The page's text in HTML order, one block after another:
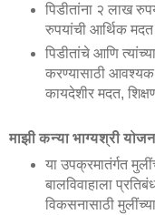
पिडीतांना २ लाख
रुपयांची आर्थिक
पिडीतांचे आणि
करण्यासाठी आवश्यक
कायदेशीर मदत,
माझी कन्या भाग्यश्री
या उपक्रमातंर्गत
बालविवाहाला
विकसनासाठी